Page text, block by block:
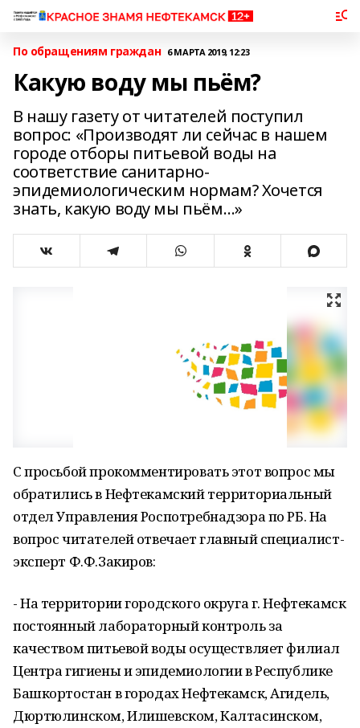
По обращениям граждан 6 МАРТА 2019, 12:23
Какую воду мы пьём?
В нашу газету от читателей поступил
вопрос: «Производят ли сейчас в нашем
городе отборы питьевой воды на
соответствие санитарно-
эпидемиологическим нормам? Хочется
знать, какую воду мы пьём…»
С просьбой прокомментировать этот вопрос мы
обратились в Нефтекамский территориальный
отдел Управления Роспотребнадзора по РБ. На
вопрос читателей отвечает главный специалист-
эксперт Ф.Ф.Закиров:
- На территории городского округа г. Нефтекамск
постоянный лабораторный контроль за
качеством питьевой воды осуществляет филиал
Центра гигиены и эпидемиологии в Республике
Башкортостан в городах Нефтекамск, Агидель,
Дюртюлинском, Илишевском, Калтасинском,